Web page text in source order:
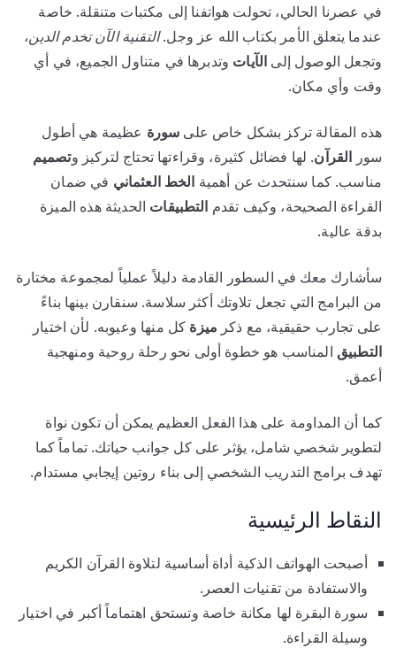
في عصرنا الحالي، تحولت هواتفنا إلى مكتبات متنقلة. خاصة
عندما يتعلق الأمر بكتاب الله عز وجل.التقنية الآن تخدم الدين،
وتجعل الوصول إلى الآيات وتدبرها في متناول الجميع، في أي
وقت وأي مكان.
هذه المقالة تركز بشكل خاص على سورة عظيمة هي أطول
سور القرآن. لها فضائل كثيرة، وقراءتها تحتاج لتركيز وتصميم
مناسب. كما سنتحدث عن أهمية الخط العثماني في ضمان
القراءة الصحيحة، وكيف تقدم التطبيقات الحديثة هذه الميزة
بدقة عالية.
سأشارك معك في السطور القادمة دليلاً عملياً لمجموعة مختارة
من البرامج التي تجعل تلاوتك أكثر سلاسة. سنقارن بينها بناءً
على تجارب حقيقية، مع ذكر ميزة كل منها وعيوبه. لأن اختيار
التطبيق المناسب هو خطوة أولى نحو رحلة روحية ومنهجية
أعمق.
كما أن المداومة على هذا الفعل العظيم يمكن أن تكون نواة
لتطوير شخصي شامل، يؤثر على كل جوانب حياتك. تماماً كما
تهدف برامج التدريب الشخصي إلى بناء روتين إيجابي مستدام.
النقاط الرئيسية
أصبحت الهواتف الذكية أداة أساسية لتلاوة القرآن الكريم
والاستفادة من تقنيات العصر.
سورة البقرة لها مكانة خاصة وتستحق اهتماماً أكبر في اختيار
وسيلة القراءة.